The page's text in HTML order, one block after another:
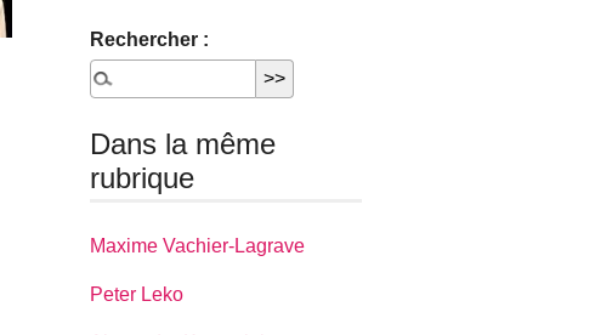
Rechercher :
Dans la même
rubrique
Maxime Vachier-Lagrave
Peter Leko